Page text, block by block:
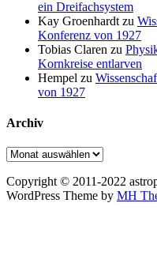
ein Dreifachsystem
Kay Groenhardt zu
Konferenz von 1927
Tobias Claren zu
Kornkreise entlarven
Hempel zu
von 1927
Archiv
Archiv
Copyright © 2011-2022
WordPress Theme by MH